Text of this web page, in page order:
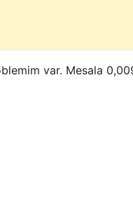
var. Mesala